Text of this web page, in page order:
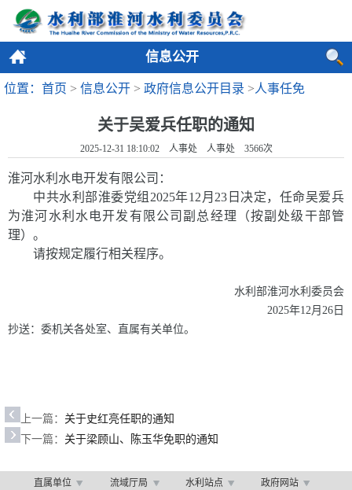
信息公开
位置：首页 > 信息公开 > 政府信息公开目录 >人事任免
关于吴爱兵任职的通知
2025-12-31 18:10:02 人事处 人事处 3566次
淮河水利水电开发有限公司 ：
中共水利部淮委党组 2025年12 月 23 日决定，任命吴爱兵
为淮河水利水电开发有限公司副总经理（按副处级干部管
理）。
请按规定履行相关程序。
水利部淮河水利委员会
2025年12月 26 日
抄送： 委机关各处室、直属有关单位。
上一篇： 关于史红亮任职的通知
下一篇： 关于梁顾山、陈玉华免职的通知
直属单位 流域厅局 水利站点
政府网站